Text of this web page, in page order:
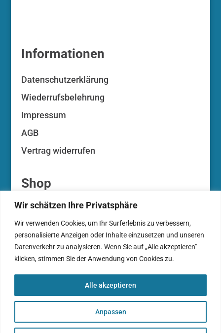
Wir schätzen Ihre Privatsphäre
Wir verwenden Cookies, um Ihr Surferlebnis zu verbessern,
personalisierte Anzeigen oder Inhalte einzusetzen und unseren
Datenverkehr zu analysieren. Wenn Sie auf „Alle akzeptieren"
klicken, stimmen Sie der Anwendung von Cookies zu.
Anpassen
Alle akzeptieren
Informationen
Datenschutzerklärung
Wiederrufsbelehrung
Impressum
AGB
Vertrag widerrufen
Shop
Ihr Konto
Ihre Auktionen
Zahlungsarten
Warenkorb